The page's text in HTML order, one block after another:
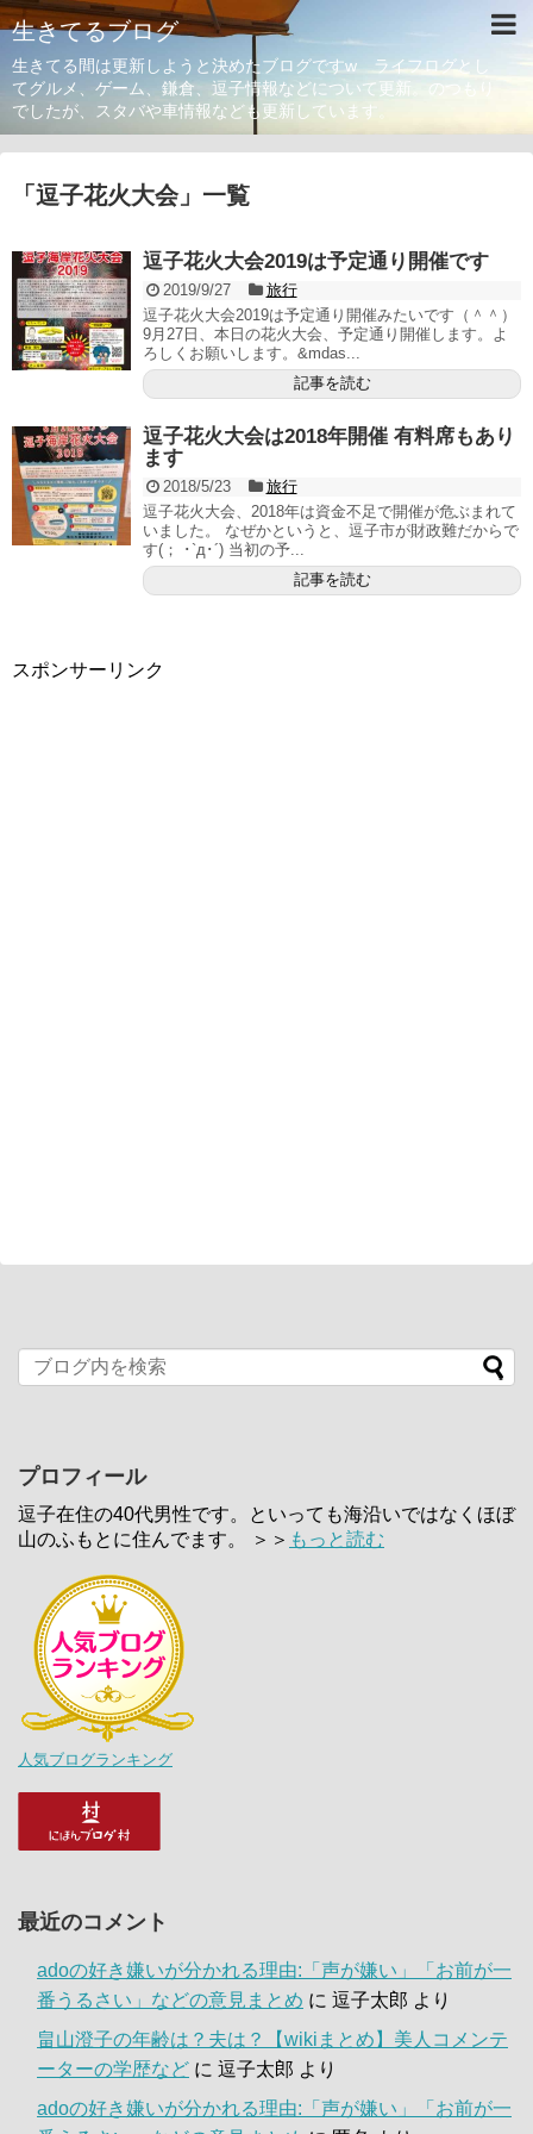
生きてるブログ
生きてる間は更新しようと決めたブログですw ライフログとし
てグルメ、ゲーム、鎌倉、逗子情報などについて更新。のつもり
でしたが、スタバや車情報なども更新しています。
「 逗子花火大会」 一覧
逗子花火大会2019は予定通り開催です
2019/9/27
旅行
逗子花火大会2019は予定通り開催みたいです（＾＾）
9月27日、本日の花火大会、予定通り開催します。よ
ろしくお願いします。&mdas...
記事を読む
逗子花火大会は2018年開催 有料席もあり
ます
2018/5/23
旅行
逗子花火大会、2018年は資金不足で開催が危ぶまれて
いました。 なぜかというと、逗子市が財政難だからで
す(； ･`д･´) 当初の予...
記事を読む
スポンサーリンク
プロフィール
逗子在住の40代男性です。といっても海沿いではなくほぼ
山のふもとに住んでます。 ＞＞ もっと読む
人気ブログランキング
最近のコメント
adoの好き嫌いが分かれる理由:「声が嫌い」「お前が一
番うるさい」などの意見まとめ に 逗子太郎 より
畠山澄子の年齢は？夫は？【wikiまとめ】美人コメンテ
ーターの学歴など に 逗子太郎 より
adoの好き嫌いが分かれる理由:「声が嫌い」「お前が一